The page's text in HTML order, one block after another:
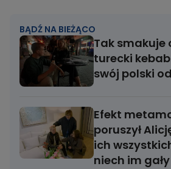
BĄDŹ NA BIEŻĄCO
Tak smakuje
turecki
swój polski
Efekt
poruszył
ich
niech im